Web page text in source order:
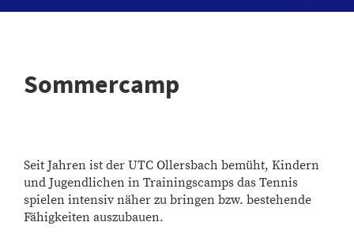
Sommercamp
Seit Jahren ist der UTC Ollersbach bemüht, Kindern
und Jugendlichen in Trainingscamps das Tennis
spielen intensiv näher zu bringen bzw. bestehende
Fähigkeiten auszubauen.